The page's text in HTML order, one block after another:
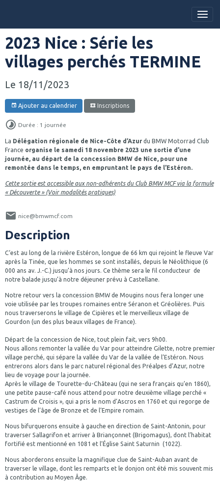
2023 Nice : Série les
villages perchés TERMINE
Le 18/11/2023
Ajouter au calendrier Inscriptions
Durée : 1 journée
La Délégation régionale de Nice-Côte d’Azur du BMW Motorrad Club
France organise le samedi 18 novembre 2023 une sortie d’une
journée, au départ de la concession BMW de Nice, pour une
remontée dans le temps, en empruntant le pays de l’Estéron.
Cette sortie est accessible aux non-adhérents du Club BMW MCF via la formule
« Découverte » (Voir modalités pratiques)
nice@bmwmcf.com
Description
C‘est au long de la rivière Estéron, longue de 66 km qui rejoint le fleuve Var
après la Tinée, que les hommes se sont installés, depuis le Néolithique (6
000 ans av. J.-C.) jusqu’à nos jours. Ce thème sera le fil conducteur de
notre balade jusqu’à notre déjeuner prévu à Castellane.
Notre retour vers la concession BMW de Mougins nous fera longer une
voie utilisée par les troupes romaines entre Séranon et Gréolières. Puis
nous traverserons le village de Cipières et le merveilleux village de
Gourdon (un des plus beaux villages de France).
Départ de la concession de Nice, tout plein fait, vers 9h00.
Nous allons remonter la vallée du Var pour atteindre Gilette, notre premier
village perché, qui sépare la vallée du Var de la vallée de l’Estéron. Nous
entrerons alors dans le parc naturel régional des Préalpes d’Azur, notre
lieu de voyage pour la journée.
Après le village de Tourette-du-Château (qui ne sera français qu’en 1860),
une petite pause-café nous attend pour notre deuxième village perché «
Castrum de Croisis », qui a pris le nom d’Ascros en 1760 et qui regorge de
vestiges de l’âge de Bronze et de l’Empire romain.
Nous bifurquerons ensuite à gauche en direction de Saint-Antonin, pour
traverser Sallagrifon et arriver à Briançonnet (Brigomagus), dont l’habitat
fortifié est mentionné en 1081 et l’Église Saint Saturnin (1022).
Nous aborderons ensuite la magnifique clue de Saint-Auban avant de
traverser le village, dont les remparts et le donjon ont été mis souvent mis
à contribution au Moyen Âge.